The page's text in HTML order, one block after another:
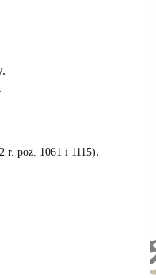
r. poz. 1061 i 1115).